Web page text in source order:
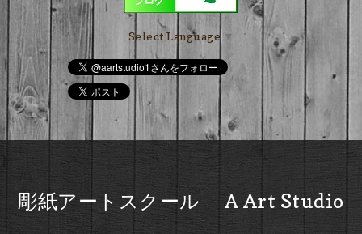
Select Language ▼
彫紙アートスクール A Art Studio